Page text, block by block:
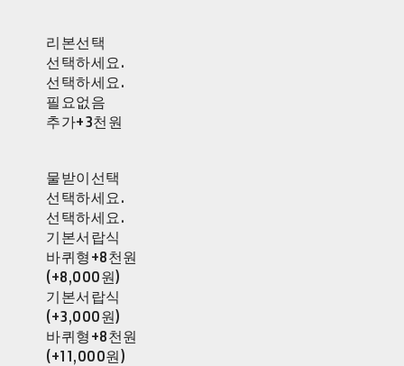
리본선택
선택하세요.
선택하세요.
필요없음
추가+3천원
물받이선택
선택하세요.
선택하세요.
기본서랍식
바퀴형+8천원
(+8,000원)
기본서랍식
(+3,000원)
바퀴형+8천원
(+11,000원)